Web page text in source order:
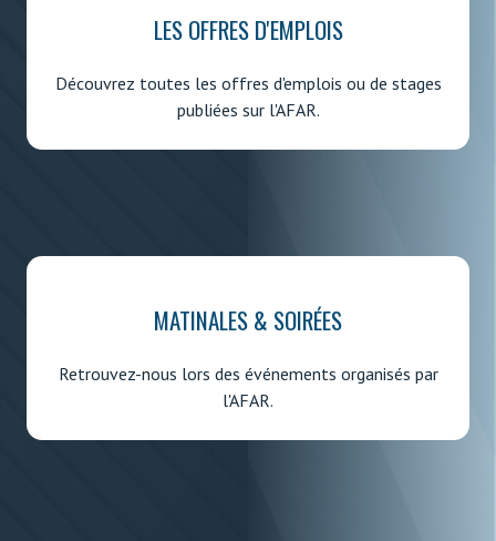
LES OFFRES D'EMPLOIS
Découvrez toutes les offres d'emplois ou de stages
publiées sur l'AFAR.
MATINALES & SOIRÉES
Retrouvez-nous lors des événements organisés par
l'AFAR.